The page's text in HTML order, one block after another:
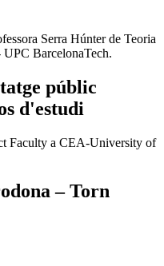
Serra Húnter de Teoria
BarcelonaTech.
públic
d'estudi
Faculty a CEA-University of
– Torn